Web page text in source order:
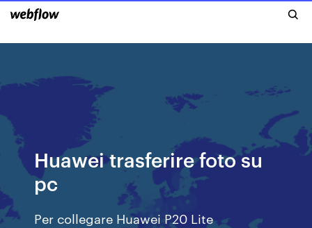
Huawei trasferire foto su
pc
Per collegare Huawei P20 Lite